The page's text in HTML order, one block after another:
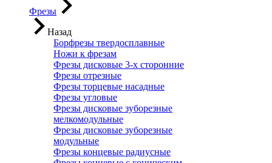
Фрезы
Назад
Борфрезы твердосплавные
Ножи к фрезам
Фрезы дисковые 3-х сторонние
Фрезы отрезные
Фрезы торцевые насадные
Фрезы угловые
Фрезы дисковые зуборезные
мелкомодульные
Фрезы дисковые зуборезные
модульные
Фрезы концевые радиусные